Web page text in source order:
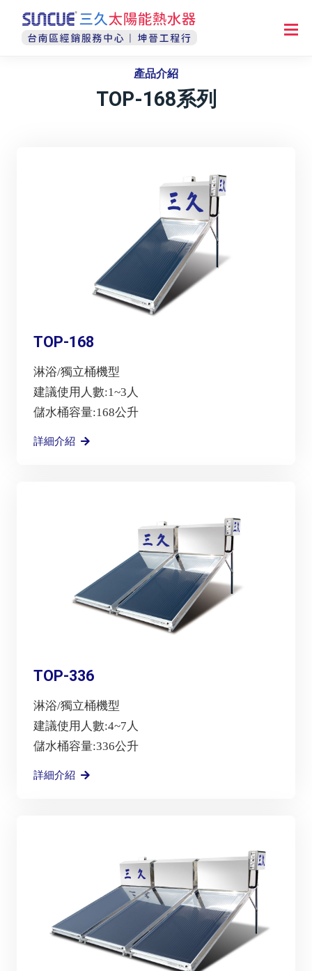
產品介紹
TOP-168系列
TOP-168
淋浴/獨立桶機型
建議使用人數:1~3人
儲水桶容量:168公升
詳細介紹
TOP-336
淋浴/獨立桶機型
建議使用人數:4~7人
儲水桶容量:336公升
詳細介紹